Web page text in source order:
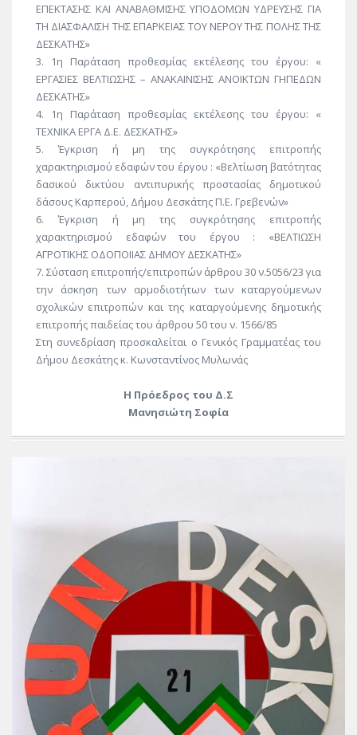
ΕΠΕΚΤΑΣΗΣ ΚΑΙ ΑΝΑΒΑΘΜΙΣΗΣ ΥΠΟΔΟΜΩΝ ΥΔΡΕΥΣΗΣ ΓΙΑ
ΤΗ ΔΙΑΣΦΑΛΙΣΗ ΤΗΣ ΕΠΑΡΚΕΙΑΣ ΤΟΥ ΝΕΡΟΥ ΤΗΣ ΠΟΛΗΣ ΤΗΣ
ΔΕΣΚΑΤΗΣ»
3. 1η Παράταση προθεσμίας εκτέλεσης του έργου: «
ΕΡΓΑΣΙΕΣ ΒΕΛΤΙΩΣΗΣ – ΑΝΑΚΑΙΝΙΣΗΣ ΑΝΟΙΚΤΩΝ ΓΗΠΕΔΩΝ
ΔΕΣΚΑΤΗΣ»
4. 1η Παράταση προθεσμίας εκτέλεσης του έργου: «
ΤΕΧΝΙΚΑ ΕΡΓΑ Δ.Ε. ΔΕΣΚΑΤΗΣ»
5. Έγκριση ή μη της συγκρότησης επιτροπής
χαρακτηρισμού εδαφών του έργου : «Βελτίωση βατότητας
δασικού δικτύου αντιπυρικής προστασίας δημοτικού
δάσους Καρπερού, Δήμου Δεσκάτης Π.Ε. Γρεβενών»
6. Έγκριση ή μη της συγκρότησης επιτροπής
χαρακτηρισμού εδαφών του έργου : «ΒΕΛΤΙΩΣΗ
ΑΓΡΟΤΙΚΗΣ ΟΔΟΠΟΙΙΑΣ ΔΗΜΟΥ ΔΕΣΚΑΤΗΣ»
7. Σύσταση επιτροπής/επιτροπών άρθρου 30 ν.5056/23 για
την άσκηση των αρμοδιοτήτων των καταργούμενων
σχολικών επιτροπών και της καταργούμενης δημοτικής
επιτροπής παιδείας του άρθρου 50 του ν. 1566/85
Στη συνεδρίαση προσκαλείται ο Γενικός Γραμματέας του
Δήμου Δεσκάτης κ. Κωνσταντίνος Μυλωνάς
Η Πρόεδρος του Δ.Σ
Μανησιώτη Σοφία